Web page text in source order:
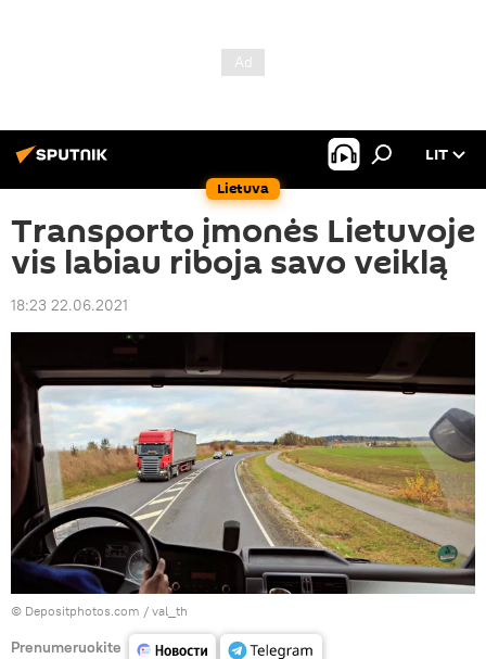
Lietuva
LIT
Transporto įmonės Lietuvoje
vis labiau riboja savo veiklą
18:23 22.06.2021
© Depositphotos.com / val_th
Prenumeruokite